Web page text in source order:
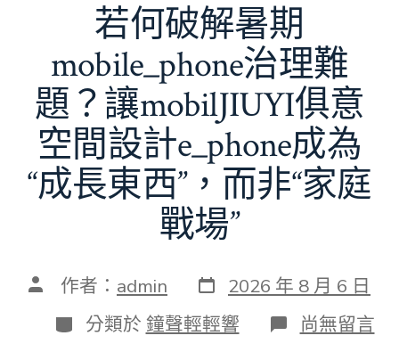
若何破解暑期
mobile_phone治理難
題？讓mobilJIUYI俱意
空間設計e_phone成為
“成長東西”，而非“家庭
戰場”
文 作者： admin 發
表
日
期
2026 年 8 月 6 日
分
類
分類於 鐘聲輕輕響 在
〈若
尚無留言